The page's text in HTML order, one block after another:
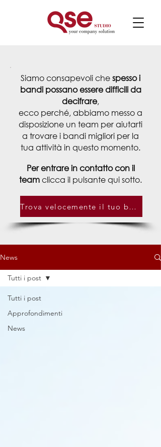
Siamo consapevoli chespesso i
bandi possano essere difficili da
decifrare,
ecco perché, abbiamo messo a
disposizione un team per aiutarti
a trovare i bandi migliori per la
tua attività in questo momento.
Per entrare in contatto con il
teamclicca il pulsante qui sotto.
Trova velocemente il tuo bando
News
Tutti i post
Approfondimenti
News
Tutti i post